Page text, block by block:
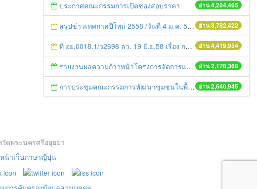
อ่าน 4,204,465
ประกาศคณะกรรมการเปิดซองสอบราคา
อ่าน 3,782,422
สรุปข่าวเทศกาลปีใหม่ 2558 /วันที่ 4 ม.ค. 58
อ่าน 4,419,954
ที่ อย.0018.1/ว2698 ลว. 19 มิ.ย.58 เรื่อง การแก้ไขปัญหาหนี้สินให้แก่เกษตรกร
อ่าน 2,178,368
รายงานผลความก้าวหน้าโครงการจัดการแก้ไขปัญหาขยะ สัปดาห์ที่ 9/2558
อ่าน 2,640,945
การประชุมคณะกรรมการพัฒนาชุมชนในพื้นที่รอบโรงไฟฟ้า (คพรฟ.) ครั้งที่ 2/2558 กองทุนพัฒนาไฟฟ้าบริษัท โรจนะเพาเวอร์ จำกัด
ดพระนครศรีอยุธยา
หน้าเว็บภาษาญี่ปุ่น